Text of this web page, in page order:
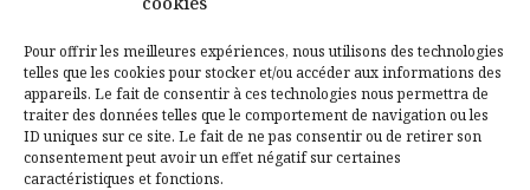
Pour offrir les meilleures expériences, nous utilisons des technologies
telles que les cookies pour stocker et/ou accéder aux informations des
appareils. Le fait de consentir à ces technologies nous permettra de
traiter des données telles que le comportement de navigation ou les
ID uniques sur ce site. Le fait de ne pas consentir ou de retirer son
consentement peut avoir un effet négatif sur certaines
caractéristiques et fonctions.
Mentions légales
Politique de confidentialité